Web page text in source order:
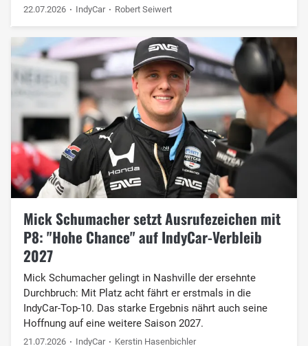
22.07.2026 IndyCar Robert Seiwert
Mick Schumacher setzt Ausrufezeichen mit
P8: "Hohe Chance" auf IndyCar-Verbleib
2027
Mick Schumacher gelingt in Nashville der ersehnte
Durchbruch: Mit Platz acht fährt er erstmals in die
IndyCar-Top-10. Das starke Ergebnis nährt auch seine
Hoffnung auf eine weitere Saison 2027.
21.07.2026 IndyCar Kerstin Hasenbichler